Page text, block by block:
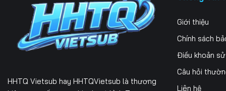
HHTQ Vietsub hay HHTQVietsub là thương
Giới thiệu
Chính sách
Điều khoản
Câu hỏi
Liên hệ